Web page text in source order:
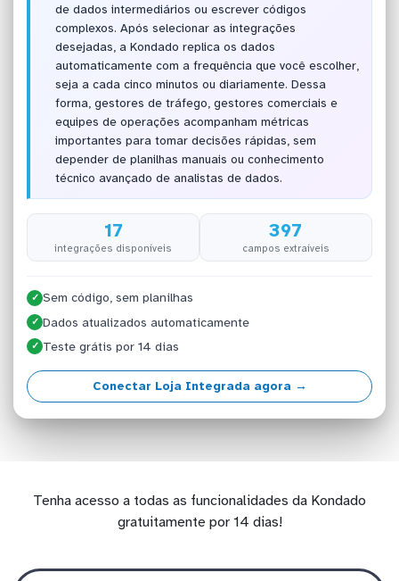
de dados intermediários ou escrever códigos
complexos. Após selecionar as integrações
desejadas, a Kondado replica os dados
automaticamente com a frequência que você escolher,
seja a cada cinco minutos ou diariamente. Dessa
forma, gestores de tráfego, gestores comerciais e
equipes de operações acompanham métricas
importantes para tomar decisões rápidas, sem
depender de planilhas manuais ou conhecimento
técnico avançado de analistas de dados.
17
integrações disponíveis
397
campos extraíveis
✓ Sem código, sem planilhas
✓ Dados atualizados automaticamente
✓ Teste grátis por 14 dias
Conectar Loja Integrada agora →
Tenha acesso a todas as funcionalidades da Kondado
gratuitamente por 14 dias!